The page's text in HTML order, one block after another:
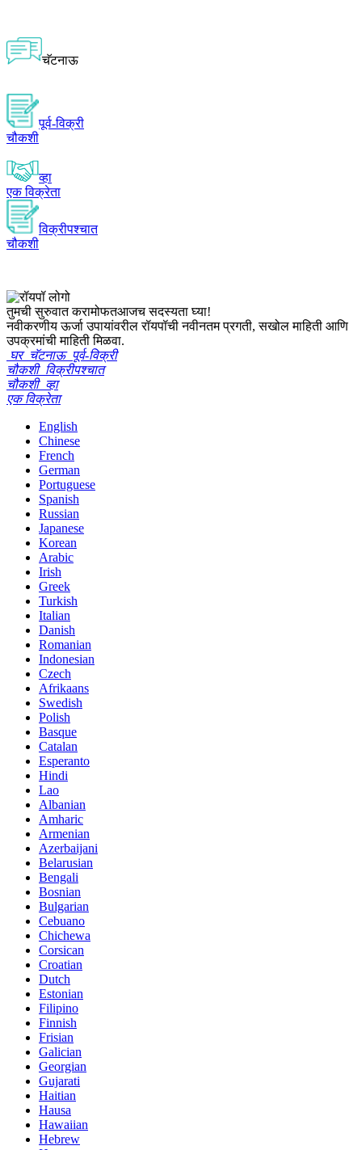
चॅटनाऊ
पूर्व-विक्री
चौकशी
व्हा
एक विक्रेता
विक्रीपश्चात
चौकशी
तुमची सुरुवात करामोफतआजच सदस्यता घ्या!
नवीकरणीय ऊर्जा उपायांवरील रॉयपॉची नवीनतम प्रगती, सखोल माहिती आणि
उपक्रमांची माहिती मिळवा.
घर चॅटनाऊ पूर्व-विक्री
चौकशी विक्रीपश्चात
चौकशी व्हा
एक विक्रेता
English
Chinese
French
German
Portuguese
Spanish
Russian
Japanese
Korean
Arabic
Irish
Greek
Turkish
Italian
Danish
Romanian
Indonesian
Czech
Afrikaans
Swedish
Polish
Basque
Catalan
Esperanto
Hindi
Lao
Albanian
Amharic
Armenian
Azerbaijani
Belarusian
Bengali
Bosnian
Bulgarian
Cebuano
Chichewa
Corsican
Croatian
Dutch
Estonian
Filipino
Finnish
Frisian
Galician
Georgian
Gujarati
Haitian
Hausa
Hawaiian
Hebrew